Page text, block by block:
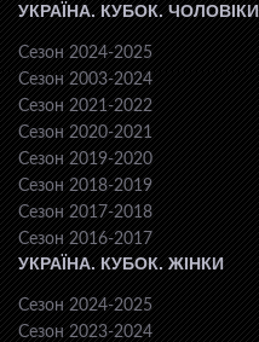
УКРАЇНА. КУБОК. ЧОЛОВІКИ
Сезон 2024-2025
Сезон 2003-2024
Сезон 2021-2022
Сезон 2020-2021
Сезон 2019-2020
Сезон 2018-2019
Сезон 2017-2018
Сезон 2016-2017
УКРАЇНА. КУБОК. ЖІНКИ
Сезон 2024-2025
Сезон 2023-2024